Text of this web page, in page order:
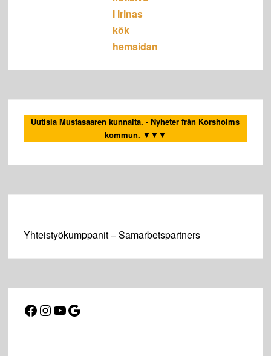
I Irinas
kök
hemsidan
Uutisia Mustasaaren kunnalta. - Nyheter från Korsholms
kommun. ▼▼▼
Yhteistyökumppanit – Samarbetspartners
Facebook
Instagram
YouTube
Google